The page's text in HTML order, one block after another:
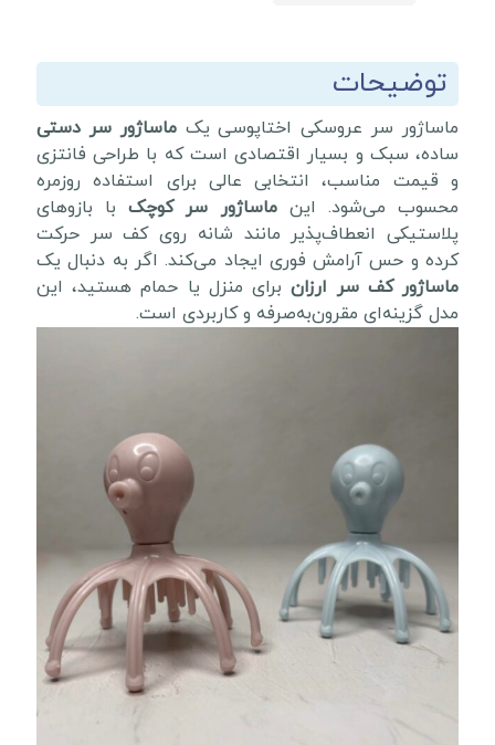
توضیحات
ماساژور سر عروسکی اختاپوسی یکماساژور سر دستی
ساده، سبک و بسیار اقتصادی است که با طراحی فانتزی
و قیمت مناسب، انتخابی عالی برای استفاده روزمره
محسوب می‌شود. اینماساژور سر کوچکبا بازوهای
پلاستیکی انعطاف‌پذیر مانند شانه روی کف سر حرکت
کرده و حس آرامش فوری ایجاد می‌کند. اگر به دنبال یک
ماساژور کف سر ارزانبرای منزل یا حمام هستید، این
مدل گزینه‌ای مقرون‌به‌صرفه و کاربردی است.